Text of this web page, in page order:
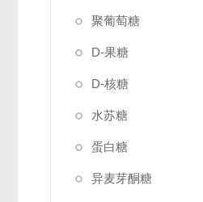
聚葡萄糖
D-果糖
D-核糖
水苏糖
蛋白糖
异麦芽酮糖